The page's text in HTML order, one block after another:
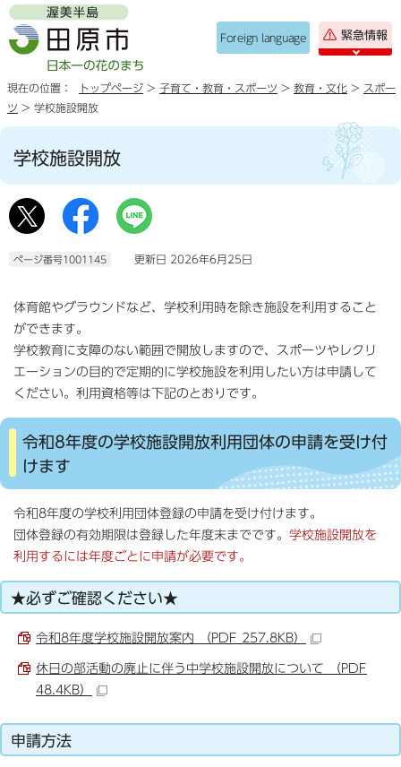
Foreign language 緊急情報
現在の位置： トップページ > 子育て・教育・スポーツ > 教育・文化 > スポー
ツ > 学校施設開放
学校施設開放
ページ番号1001145 更新日 2026年6月25日
体育館やグラウンドなど、学校利用時を除き施設を利用すること
ができます。
学校教育に支障のない範囲で開放しますので、スポーツやレクリ
エーションの目的で定期的に学校施設を利用したい方は申請して
ください。利用資格等は下記のとおりです。
令和8年度の学校施設開放利用団体の申請を受け付
けます
令和8年度の学校利用団体登録の申請を受け付けます。
団体登録の有効期限は登録した年度末までです。 学校施設開放を
利用するには年度ごとに申請が必要です。
★必ずご確認ください★
令和8年度学校施設開放案内 （PDF 257.8KB）
休日の部活動の廃止に伴う中学校施設開放について （PDF
48.4KB）
申請方法